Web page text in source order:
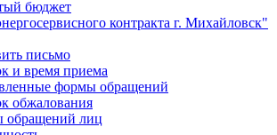
бюджет
контракта г. Михайловск"
письмо
и время приема
формы обращений
обжалования
обращений лиц